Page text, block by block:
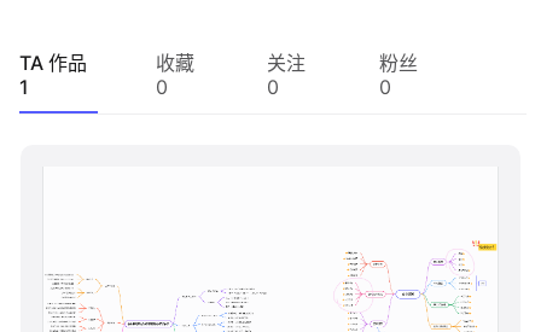
TA 作品
1
收藏
0
关注
0
粉丝
0
boardmix